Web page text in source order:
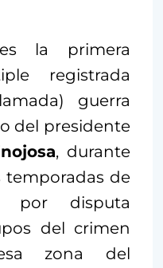
la primera
registrada
guerra
del presidente
, durante
temporadas de
por disputa
del crimen
zona del